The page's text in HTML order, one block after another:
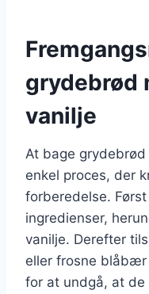
grydebrød
vanilje
At bage
enkel proces, der
forberedelse.
ingredienser,
vanilje. Derefter
eller frosne
for at undgå, at de